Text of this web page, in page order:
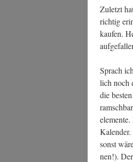
Zuletzt
rich­tig
kau­fen.
Sprach
lich noch
die
sonst
nen!).